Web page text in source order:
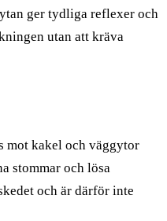
ger tydliga reflexer och
utan att kräva
mot kakel och väggytor
stommar och lösa
och är därför inte